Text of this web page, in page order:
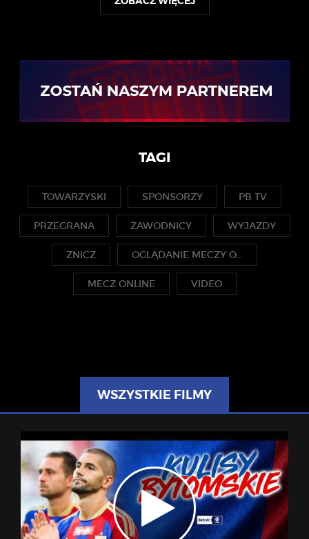
TAGI
TOWARZYSKI SPONSORZY PB TV
PRZEGRANA ZAWODNICY WYJAZDY
ZNICZ OGLĄDANIE MECZY O...
MECZ ONLINE VIDEO
WSZYSTKIE FILMY